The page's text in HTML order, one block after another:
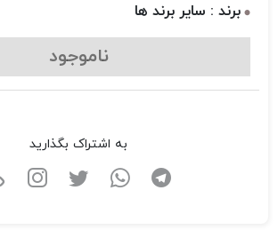
برند : سایر برند ها
ناموجود
به اشتراک بگذارید